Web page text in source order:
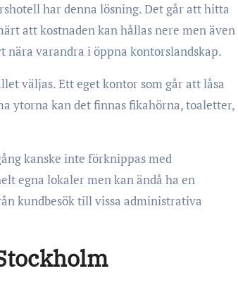
har denna lösning. Det går att hitta
att kostnaden kan hållas nere men även
varandra i öppna kontorslandskap.
väljas. Ett eget kontor som går att låsa
ytorna kan det finnas fikahörna, toaletter,
kanske inte förknippas med
egna lokaler men kan ändå ha en
kundbesök till vissa administrativa